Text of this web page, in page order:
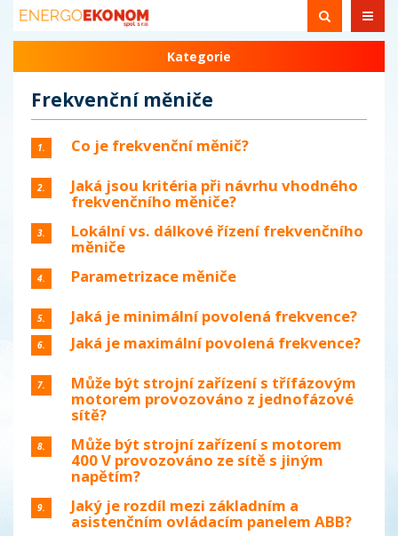
Kategorie
Frekvenční měniče
1. Co je frekvenční měnič?
2. Jaká jsou kritéria při návrhu vhodného
frekvenčního měniče?
3. Lokální vs. dálkové řízení frekvenčního
měniče
4. Parametrizace měniče
5. Jaká je minimální povolená frekvence?
6. Jaká je maximální povolená frekvence?
7. Může být strojní zařízení s třífázovým
motorem provozováno z jednofázové
sítě?
8. Může být strojní zařízení s motorem
400 V provozováno ze sítě s jiným
napětím?
9. Jaký je rozdíl mezi základním a
asistenčním ovládacím panelem ABB?